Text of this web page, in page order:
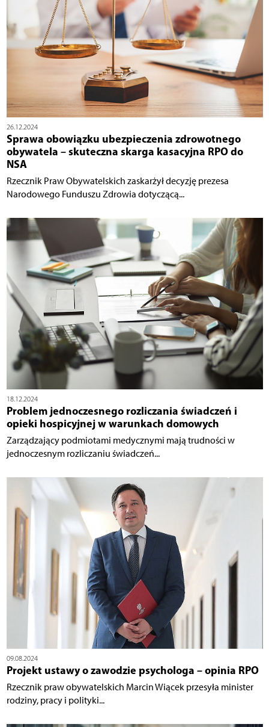
26.12.2024
Sprawa obowiązku ubezpieczenia zdrowotnego
obywatela – skuteczna skarga kasacyjna RPO do
NSA
Rzecznik Praw Obywatelskich zaskarżył decyzję prezesa
Narodowego Funduszu Zdrowia dotyczącą...
18.12.2024
Problem jednoczesnego rozliczania świadczeń i
opieki hospicyjnej w warunkach domowych
Zarządzający podmiotami medycznymi mają trudności w
jednoczesnym rozliczaniu świadczeń...
09.08.2024
Projekt ustawy o zawodzie psychologa – opinia RPO
Rzecznik praw obywatelskich Marcin Wiącek przesyła minister
rodziny, pracy i polityki...